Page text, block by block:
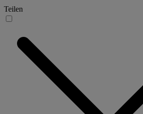
Teilen